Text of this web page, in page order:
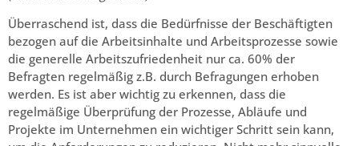
Überraschend ist, dass die Bedürfnisse der Beschäftigten
bezogen auf die Arbeitsinhalte und Arbeitsprozesse sowie
die generelle Arbeitszufriedenheit nur ca. 60% der
Befragten regelmäßig z.B. durch Befragungen erhoben
werden. Es ist aber wichtig zu erkennen, dass die
regelmäßige Überprüfung der Prozesse, Abläufe und
Projekte im Unternehmen ein wichtiger Schritt sein kann,